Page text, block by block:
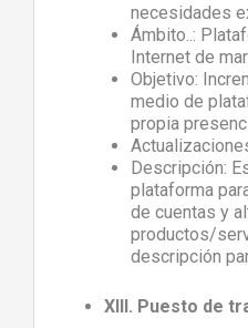
necesidades
Ámbito..:
Internet de
Objetivo:
medio de
propia
Descripción:
plataforma
de cuentas y
productos/
descripción
XIII. Puesto de